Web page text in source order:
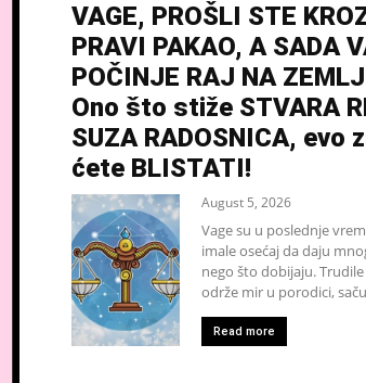
VAGE, PROŠLI STE
PRAVI PAKAO, A SADA
POČINJE RAJ NA
Ono što stiže STVARA
SUZA RADOSNICA, evo
ćete BLISTATI!
August 5, 2026
Vage su u poslednje
imale osećaj da daju
nego što dobijaju. Trudile
održe mir u porodici,
Read more